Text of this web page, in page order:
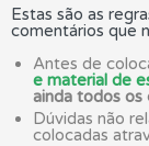
Estas são as
comentários que
Antes de
e material de
ainda todos os
Dúvidas não
colocadas